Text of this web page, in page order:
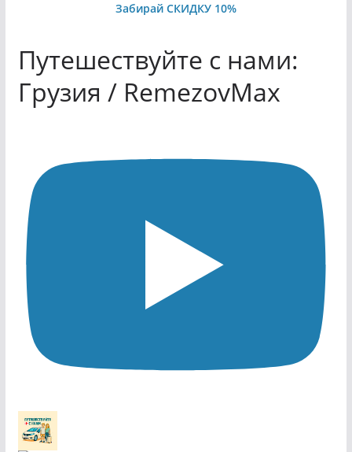
Забирай СКИДКУ 10%
Путешествуйте с нами:
Грузия / RemezovMax